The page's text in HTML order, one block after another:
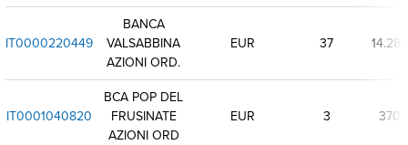
IT0000220449
BANCA
VALSABBINA
AZIONI ORD.
EUR 37 14.289
IT0001040820
BCA POP DEL
FRUSINATE
AZIONI ORD
EUR 3 370